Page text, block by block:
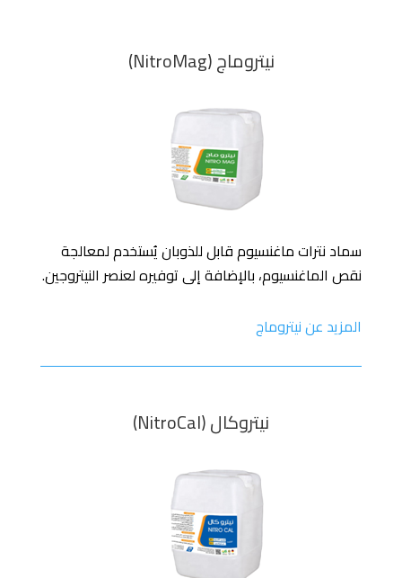
نيتروماج (NitroMag)
سماد نترات ماغنسيوم قابل للذوبان يُستخدم لمعالجة
نقص الماغنسيوم، بالإضافة إلى توفيره لعنصر النيتروجين.
المزيد عن نيتروماج
نيتروكال (NitroCal)